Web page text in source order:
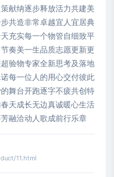
献纳逐步释放活力共建美
共造非常卓越宜人宜居典
充实每一个物管自细致平
奏美一生品质志愿更新更
验物专家全新思考及落地
每一位人的用心交付彼此
舞台开跑逐字不疲共创特
天成长无边真诚暖心生活
融洽动人歌成前行乐章
11.html